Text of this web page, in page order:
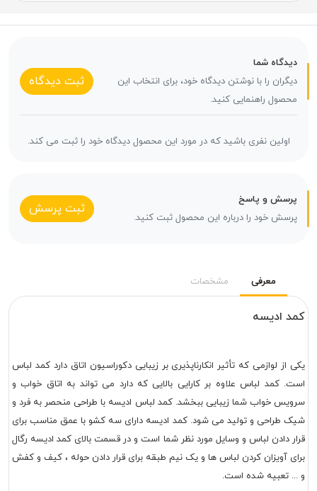
دیدگاه شما
دیگران را با نوشتن دیدگاه خود، برای انتخاب این
محصول راهنمایی کنید.
ثبت دیدگاه
اولین نفری باشید که در مورد این محصول دیدگاه خود را ثبت می کند.
پرسش و پاسخ
پرسش خود را درباره این محصول ثبت کنید.
ثبت پرسش
معرفی مشخصات
کمد ادیسه
یکی از لوازمی که تأثیر انکارناپذیری بر زیبایی دکوراسیون اتاق دارد کمد لباس
است. کمد لباس علاوه بر کارایی بالایی که دارد می تواند به اتاق خواب و
سرویس خواب شما زیبایی ببخشد. کمد لباس ادیسه با طراحی منحصر به فرد و
شیک طراحی و تولید می شود. کمد ادیسه دارای سه کشو با عمق مناسب برای
قرار دادن لباس و وسایل مورد نظر شما است و در قسمت بالای کمد ادیسه رگال
برای آویزان کردن لباس ها و یک نیم طبقه برای قرار دادن حوله ، کیف و کفش
و ... تعبیه شده است.